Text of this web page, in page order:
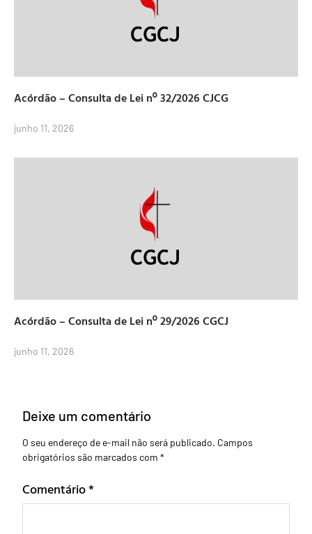
Acórdão – Consulta de Lei nº 32/2026 CJCG
junho 11, 2026
Acórdão – Consulta de Lei nº 29/2026 CGCJ
junho 11, 2026
Deixe um comentário
O seu endereço de e-mail não será publicado. Campos
obrigatórios são marcados com *
Comentário*